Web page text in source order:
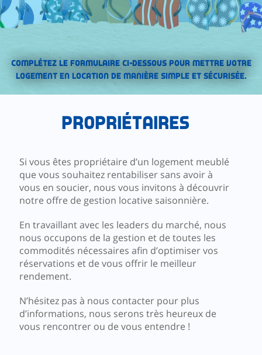
Complétez le formulaire ci-dessous pour mettre votre
logement en location de manière simple et sécurisée.
Propriétaires
Si vous êtes propriétaire d’un logement meublé
que vous souhaitez rentabiliser sans avoir à
vous en soucier, nous vous invitons à découvrir
notre offre de gestion locative saisonnière.
En travaillant avec les leaders du marché, nous
nous occupons de la gestion et de toutes les
commodités nécessaires afin d’optimiser vos
réservations et de vous offrir le meilleur
rendement.
N’hésitez pas à nous contacter pour plus
d’informations, nous serons très heureux de
vous rencontrer ou de vous entendre !